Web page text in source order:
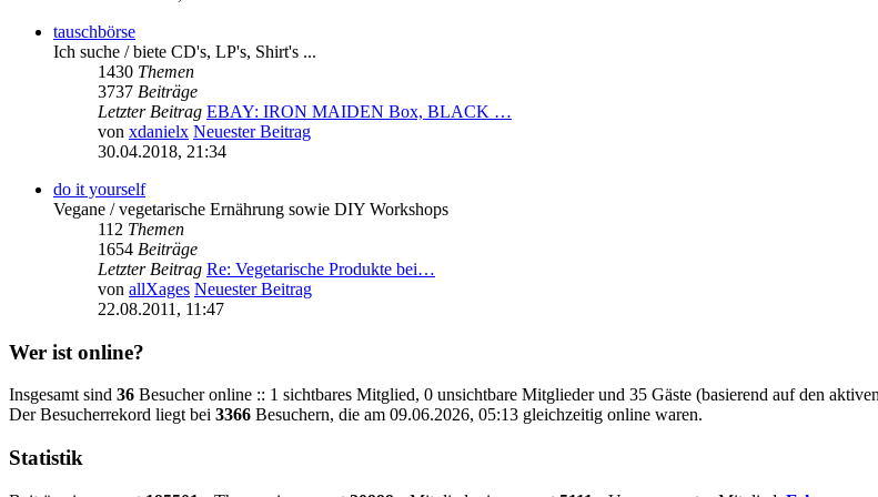
tauschbörse
Ich suche / biete CD's, LP's, Shirt's ...
1430 Themen
3737 Beiträge
Letzter Beitrag EBAY: IRON MAIDEN Box, BLACK …
von xdanielx Neuester Beitrag
30.04.2018, 21:34
do it yourself
Vegane / vegetarische Ernährung sowie DIY Workshops
112 Themen
1654 Beiträge
Letzter Beitrag Re: Vegetarische Produkte bei…
von allXages Neuester Beitrag
22.08.2011, 11:47
Wer ist online?
Insgesamt sind 36 Besucher online :: 1 sichtbares Mitglied, 0 unsichtbare Mitglieder und 35 Gäste (basierend auf den
Der Besucherrekord liegt bei 3366 Besuchern, die am 09.06.2026, 05:13 gleichzeitig online waren.
Statistik